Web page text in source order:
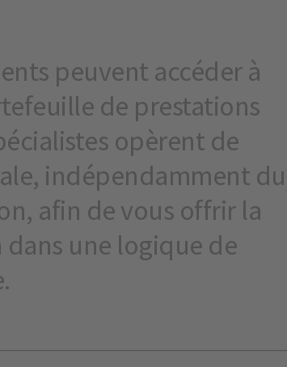
peuvent accéder à
de prestations
opèrent de
indépendamment du
afin de vous offrir la
une logique de